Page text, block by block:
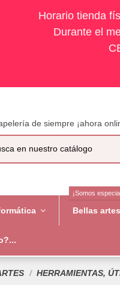
Horario tienda
Durante el
de siempre ¡ahora
Bellas artes
¡Somos
HERRAMIENTAS,